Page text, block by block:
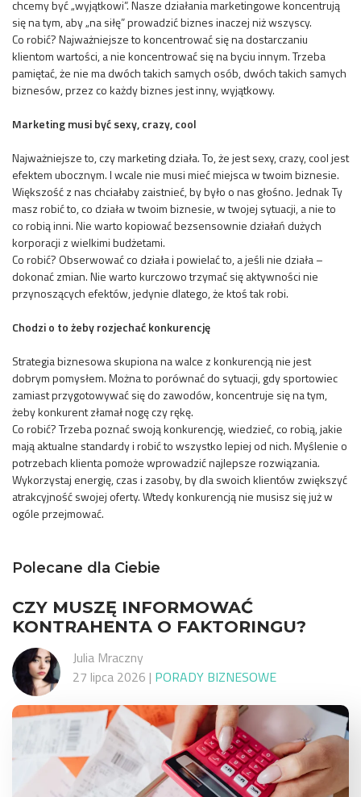
chcemy być „wyjątkowi”. Nasze działania marketingowe koncentrują
się na tym, aby „na siłę” prowadzić biznes inaczej niż wszyscy.
Co robić? Najważniejsze to koncentrować się na dostarczaniu
klientom wartości, a nie koncentrować się na byciu innym. Trzeba
pamiętać, że nie ma dwóch takich samych osób, dwóch takich samych
biznesów, przez co każdy biznes jest inny, wyjątkowy.
Marketing musi być sexy, crazy, cool
Najważniejsze to, czy marketing działa. To, że jest sexy, crazy, cool jest
efektem ubocznym. I wcale nie musi mieć miejsca w twoim biznesie.
Większość z nas chciałaby zaistnieć, by było o nas głośno. Jednak Ty
masz robić to, co działa w twoim biznesie, w twojej sytuacji, a nie to
co robią inni. Nie warto kopiować bezsensownie działań dużych
korporacji z wielkimi budżetami.
Co robić? Obserwować co działa i powielać to, a jeśli nie działa –
dokonać zmian. Nie warto kurczowo trzymać się aktywności nie
przynoszących efektów, jedynie dlatego, że ktoś tak robi.
Chodzi o to żeby rozjechać konkurencję
Strategia biznesowa skupiona na walce z konkurencją nie jest
dobrym pomysłem. Można to porównać do sytuacji, gdy sportowiec
zamiast przygotowywać się do zawodów, koncentruje się na tym,
żeby konkurent złamał nogę czy rękę.
Co robić? Trzeba poznać swoją konkurencję, wiedzieć, co robią, jakie
mają aktualne standardy i robić to wszystko lepiej od nich. Myślenie o
potrzebach klienta pomoże wprowadzić najlepsze rozwiązania.
Wykorzystaj energię, czas i zasoby, by dla swoich klientów zwiększyć
atrakcyjność swojej oferty. Wtedy konkurencją nie musisz się już w
ogóle przejmować.
Polecane dla Ciebie
CZY MUSZĘ INFORMOWAĆ
KONTRAHENTA O FAKTORINGU?
Julia Mraczny
27 lipca 2026 | PORADY BIZNESOWE